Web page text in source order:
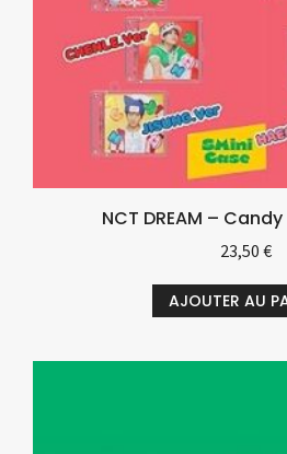
NCT DREAM –
23,50 €
AJOUTER AU